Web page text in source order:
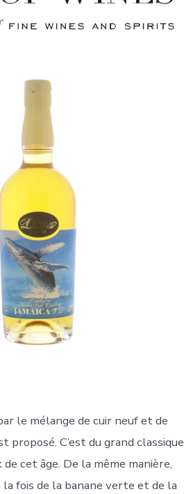
le mélange de cuir neuf et de
proposé. C’est du grand classique
cet âge. De la même manière,
fois de la banane verte et de la